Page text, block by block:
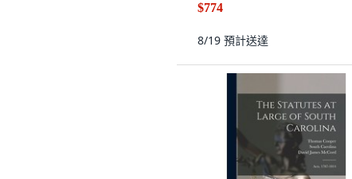
$774
8/19 預計送達